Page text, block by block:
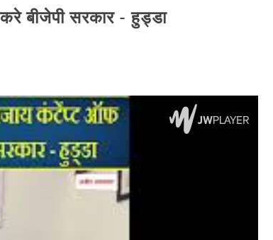
बीजेपी सरकार - हुड्डा